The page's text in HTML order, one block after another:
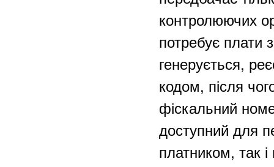
контролюючих
потребує плати
генерується,
кодом, після
фіскальний
доступний для
платником, так